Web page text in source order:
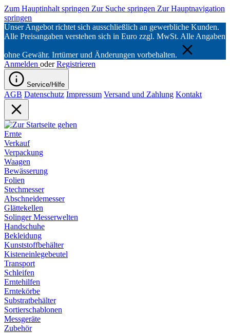
Zum Hauptinhalt springen Zur Suche springen Zur Hauptnavigation
springen
Unser Angebot richtet sich ausschließlich an gewerbliche Kunden.
Alle Preisangaben verstehen sich in Euro zzgl. MwSt. Alle Angaben
ohne Gewähr. Irrtümer und Änderungen vorbehalten.
Anmelden oder Registrieren
Service/Hilfe
AGB Datenschutz Impressum Versand und Zahlung Kontakt
Ernte
Verkauf
Verpackung
Waagen
Bewässerung
Folien
Stechmesser
Abschneidemesser
Glättekellen
Solinger Messerwelten
Handschuhe
Bekleidung
Kunststoffbehälter
Kisteneinlegebeutel
Transport
Schleifen
Erntehilfen
Erntekörbe
Substratbehälter
Sortierschablonen
Messgeräte
Zubehör